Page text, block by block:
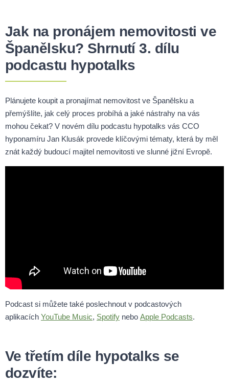
Jak na pronájem nemovitosti ve
Španělsku? Shrnutí 3. dílu
podcastu hypotalks
Plánujete koupit a pronajímat nemovitost ve Španělsku a
přemýšlíte, jak celý proces probíhá a jaké nástrahy na vás
mohou čekat? V novém dílu podcastu hypotalks vás CCO
hyponamíru Jan Klusák provede klíčovými tématy, která by měl
znát každý budoucí majitel nemovitosti ve slunné jižní Evropě.
Podcast si můžete také poslechnout v podcastových
aplikacích YouTube Music, Spotify nebo Apple Podcasts.
Ve třetím díle hypotalks se
dozvíte: